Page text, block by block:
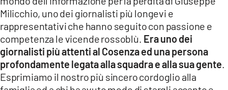
Milicchio, uno dei giornalisti più longevi e
rappresentativi che hanno seguito con passione e
competenza le vicende rossoblù. Era uno dei
giornalisti più attenti al Cosenza ed una persona
profondamente legata alla squadra e alla sua gente
Esprimiamo il nostro più sincero cordoglio alla